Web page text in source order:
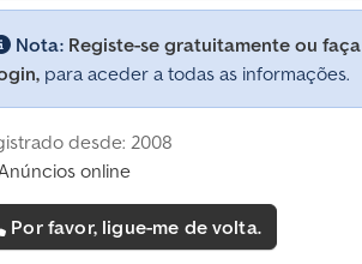
Nota: Registe-se gratuitamente ou faça
para aceder a todas as informações.
desde: 2008
online
Por favor, ligue-me de volta.